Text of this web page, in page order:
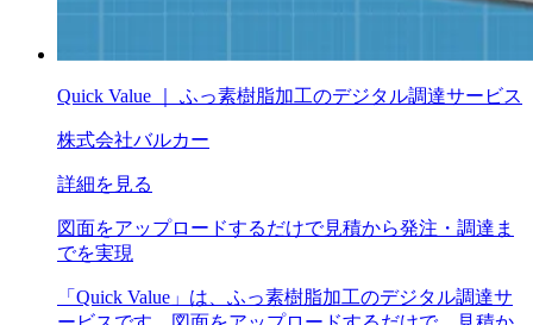
Quick Value ｜ ふっ素樹脂加工のデジタル調達サービス
株式会社バルカー
詳細を見る
図面をアップロードするだけで見積から発注・調達ま
でを実現
「Quick Value」は、ふっ素樹脂加工のデジタル調達サ